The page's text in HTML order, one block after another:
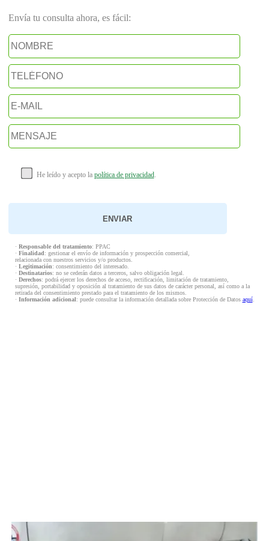
Envía tu consulta ahora, es fácil:
He leído y acepto la política de privacidad.
· Responsable del tratamiento: PPAC
· Finalidad: gestionar el envío de información y prospección comercial,
relacionada con nuestros servicios y/o productos.
· Legitimación: consentimiento del interesado.
· Destinatarios: no se cederán datos a terceros, salvo obligación legal.
· Derechos: podrá ejercer los derechos de acceso, rectificación, limitación de tratamiento,
supresión, portabilidad y oposición al tratamiento de sus datos de carácter personal, así como a la
retirada del consentimiento prestado para el tratamiento de los mismos.
· Información adicional: puede consultar la información detallada sobre Protección de Datos aquí.